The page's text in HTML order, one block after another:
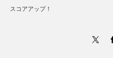
スコアアップ！
Instagram